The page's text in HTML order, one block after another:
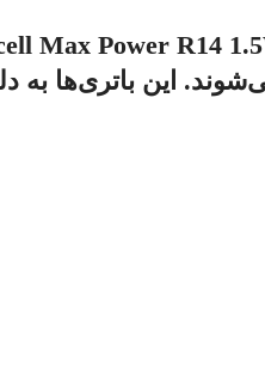
این باتری‌ها به